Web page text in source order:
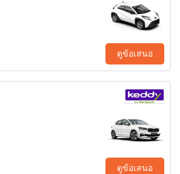
ดูข้อเสนอ
ดูข้อเสนอ